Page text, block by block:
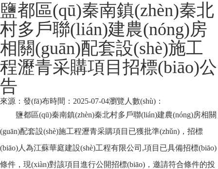
鹽都區(qū)秦南鎮(zhèn)秦北
村多戶聯(lián)建農(nóng)房
相關(guān)配套設(shè)施工
程瀝青采購項目招標(biāo)公
告
來源： 發(fā)布時間：2025-07-04瀏覽人數(shù)：
鹽都區(qū)秦南鎮(zhèn)秦北村多戶聯(lián)建農(nóng)房相關
(guān)配套設(shè)施工程瀝青采購項目 已獲批準(zhǔn)，招標
(biāo)人為江蘇華庭建設(shè)工程有限公司 ,項目已具備招標(biāo)
條件，現(xiàn)對該項目進行公開招標(biāo) ，邀請符合條件的投